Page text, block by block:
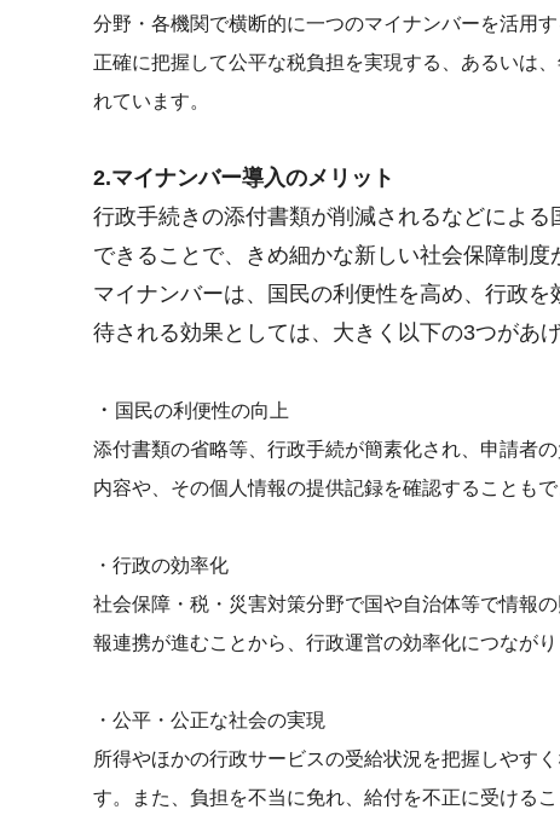
分野・各機関で横断的に一つのマイナンバーを活用
正確に把握して公平な税負担を実現する、あるいは
れています。
2.マイナンバー導入のメリット
行政手続きの添付書類が削減されるなどによ
できることで、きめ細かな新しい社会保障制度
マイナンバーは、国民の利便性を高め、行政
待される効果としては、大きく以下の3つがあげ
・ 国民の利便性の向上
添付書類の省略等、行政手続が簡素化され、申請者
内容や、その個人情報の提供記録を確認することも
・行政の効率化
社会保障・税・災害対策分野で国や自治体等で情報
報連携が進むことから、行政運営の効率化につながり
・公平・公正な社会の実現
所得やほかの行政サービスの受給状況を把握しやす
す。また、負担を不当に免れ、給付を不正に受けるこ